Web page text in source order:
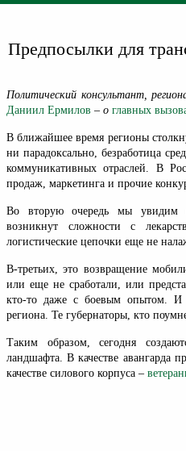
Предпосылки для
Политический консультант,
Даниил Ермилов – о главных
В ближайшее время регионы
ни парадоксально, безработица
коммуникативных отраслей. В
продаж, маркетинга и прочие
Во вторую очередь мы увидим
возникнут сложности с
логистические цепочки еще не
В-третьих, это возвращение
или еще не сработали, или
кто-то даже с боевым опытом. И
региона. Те губернаторы, кто
Таким образом, сегодня
ландшафта. В качестве авангарда
качестве силового корпуса –